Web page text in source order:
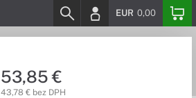
EUR 0,00
53,85 €
43,78 € bez DPH